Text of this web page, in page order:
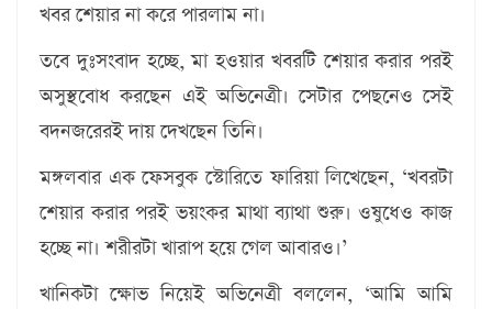
খবর শেয়ার না করে পারলাম না।
তবে দুঃসংবাদ হচ্ছে, মা হওয়ার খবরটি শেয়ার করার পরই
অসুস্থবোধ করছেন এই অভিনেত্রী। সেটার পেছনেও সেই
বদনজরেরই দায় দেখছেন তিনি।
মঙ্গলবার এক ফেসবুক স্টোরিতে ফারিয়া লিখেছেন, ‘খবরটা
শেয়ার করার পরই ভয়ংকর মাথা ব্যাথা শুরু। ওষুধেও কাজ
হচ্ছে না। শরীরটা খারাপ হয়ে গেল আবারও।’
খানিকটা ক্ষোভ নিয়েই অভিনেত্রী বললেন, ‘আমি আমি